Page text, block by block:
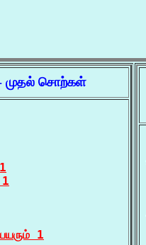
முதல் சொற்கள்
1